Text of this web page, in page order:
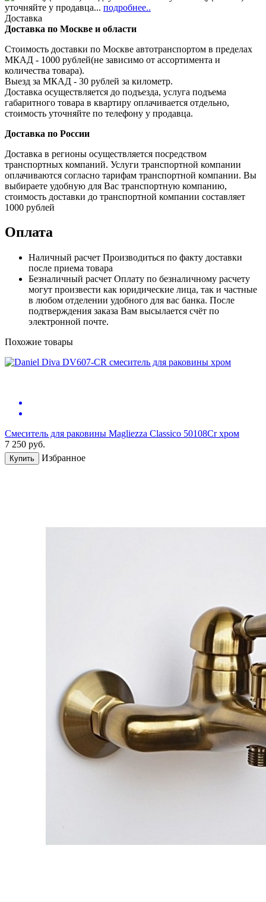
уточняйте у продавца... подробнее..
Доставка
Доставка по Москве и области
Стоимость доставки по Москве автотранспортом в пределах
МКАД - 1000 рублей(не зависимо от ассортимента и
количества товара).
Выезд за МКАД - 30 рублей за километр.
Доставка осуществляется до подъезда, услуга подъема
габаритного товара в квартиру оплачивается отдельно,
стоимость уточняйте по телефону у продавца.
Доставка по России
Доставка в регионы осуществляется посредством
транспортных компаний. Услуги транспортной компании
оплачиваются согласно тарифам транспортной компании. Вы
выбираете удобную для Вас транспортную компанию,
стоимость доставки до транспортной компании составляет
1000 рублей
Оплата
Наличный расчет Производиться по факту доставки
после приема товара
Безналичный расчет Оплату по безналичному расчету
могут произвести как юридические лица, так и частные
в любом отделении удобного для вас банка. После
подтверждения заказа Вам высылается счёт по
электронной почте.
Похожие товары
Смеситель для раковины Magliezza Classico 50108Cr хром
7 250 руб.
Купить Избранное